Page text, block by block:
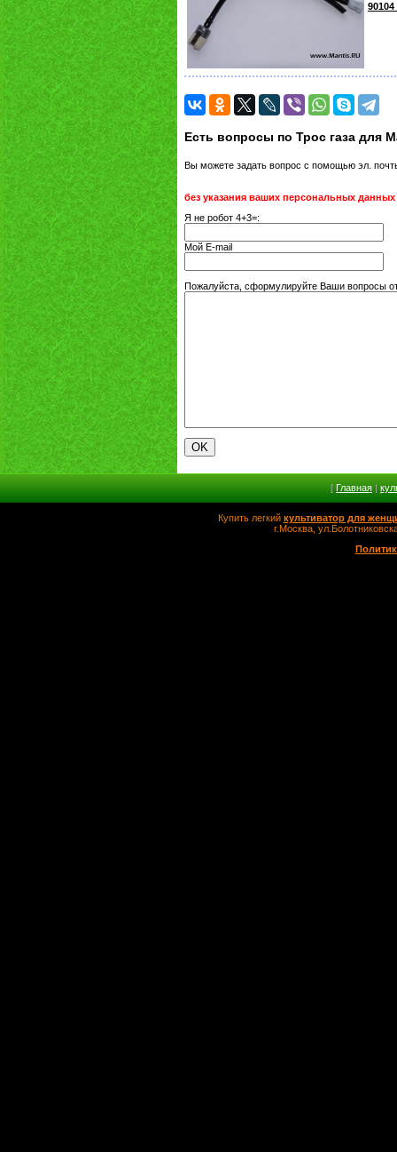
Есть вопросы по Трос газа для
Вы можете задать вопрос с помощью эл.
без указания ваших персональных данных
Я не робот 4+3=:
Мой E-mail
Пожалуйста, сформулируйте Ваши вопросы
[ Главная |
Купить легкий культиватор для
г.Москва,